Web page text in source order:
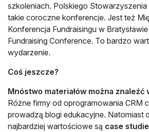
szkoleniach. Polskiego Stowarzyszenia
takie coroczne konferencje. Jest też
Konferencja Fundraisingu w Bratysławie
Fundraising Conference. To bardzo
wydarzenie.
Coś jeszcze?
Mnóstwo materiałów można znaleźć
Różne firmy od oprogramowania CRM
prowadzą blogi edukacyjne. Natomiast
najbardziej wartościowe są case